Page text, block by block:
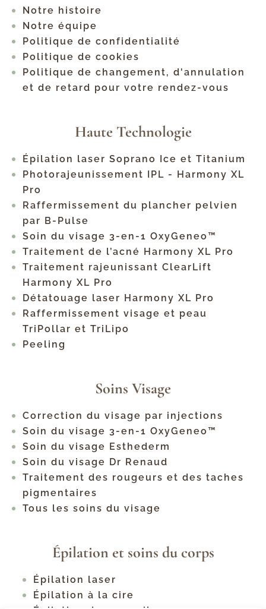
Notre histoire
Notre équipe
Politique de confidentialité
Politique de cookies
Politique de changement, d'annulation
et de retard pour votre rendez-vous
Haute Technologie
Épilation laser Soprano Ice et Titanium
Photorajeunissement IPL - Harmony XL
Pro
Raffermissement du plancher pelvien
par B-Pulse
Soin du visage 3-en-1 OxyGeneo™
Traitement de l’acné Harmony XL Pro
Traitement rajeunissant ClearLift
Harmony XL Pro
Détatouage laser Harmony XL Pro
Raffermissement visage et peau
TriPollar et TriLipo
Peeling
Soins Visage
Correction du visage par injections
Soin du visage 3-en-1 OxyGeneo™
Soin du visage Esthederm
Soin du visage Dr Renaud
Traitement des rougeurs et des taches
pigmentaires
Tous les soins du visage
Épilation et soins du corps
Épilation laser
Épilation à la cire